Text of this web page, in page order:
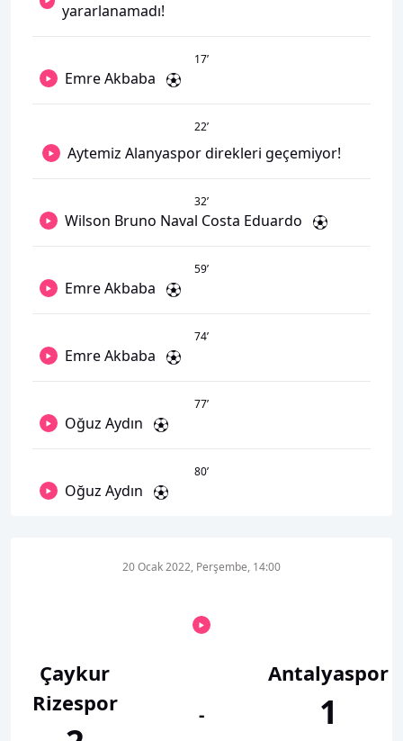
yararlanamadı!
17’
Emre Akbaba
22’
Aytemiz Alanyaspor direkleri geçemiyor!
32’
Wilson Bruno Naval Costa Eduardo
59’
Emre Akbaba
74’
Emre Akbaba
77’
Oğuz Aydın
80’
Oğuz Aydın
Çaykur
Rizespor
20 Ocak 2022, Perşembe, 14:00
-
Antalyaspor
1